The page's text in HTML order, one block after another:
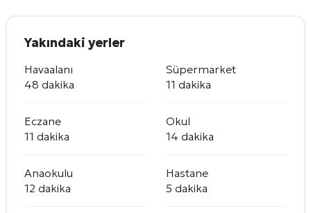
Yakındaki yerler
Havaalanı
48 dakika
Süpermarket
11 dakika
Eczane
11 dakika
Okul
14 dakika
Anaokulu
12 dakika
Hastane
5 dakika